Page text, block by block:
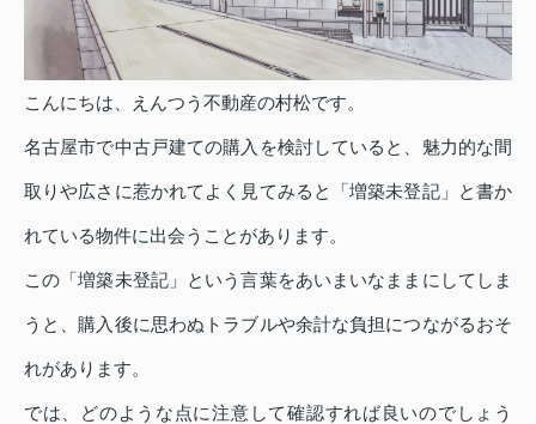
こんにちは、えんつう不動産の村松です。
名古屋市で中古戸建ての購入を検討していると、魅力的な間
取りや広さに惹かれてよく見てみると「増築未登記」と書か
れている物件に出会うことがあります。
この「増築未登記」という言葉をあいまいなままにしてしま
うと、購入後に思わぬトラブルや余計な負担につながるおそ
れがあります。
では、どのような点に注意して確認すれば良いのでしょう